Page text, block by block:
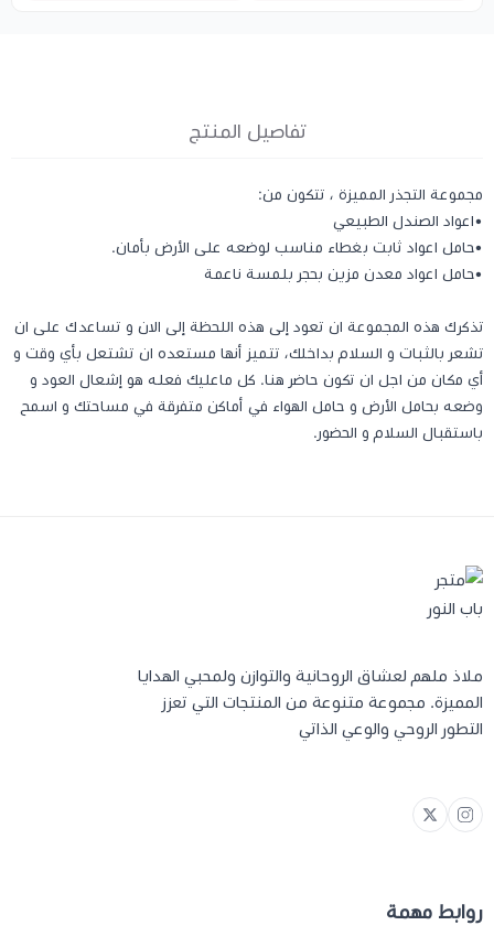
تفاصيل المنتج
مجموعة التجذر المميزة ، تتكون من:
•اعواد الصندل الطبيعي
•حامل اعواد ثابت بغطاء مناسب لوضعه على الأرض بأمان.
•حامل اعواد معدن مزين بحجر بلمسة ناعمة
تذكرك هذه المجموعة ان تعود إلى هذه اللحظة إلى الان و تساعدك على ان
تشعر بالثبات و السلام بداخلك، تتميز أنها مستعده ان تشتعل بأي وقت و
أي مكان من اجل ان تكون حاضر هنا. كل ماعليك فعله هو إشعال العود و
وضعه بحامل الأرض و حامل الهواء في أماكن متفرقة في مساحتك و اسمح
باستقبال السلام و الحضور.
ملاذ ملهم لعشاق الروحانية والتوازن ولمحبي الهدايا
المميزة. مجموعة متنوعة من المنتجات التي تعزز
التطور الروحي والوعي الذاتي
روابط مهمة